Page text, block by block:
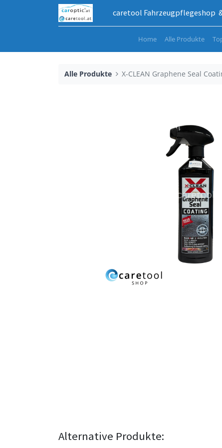
caretool Fahrzeugpflegeshop
Home Alle Produkte
Alle Produkte X-CLEAN Graphene Seal
Alternative Produkte: